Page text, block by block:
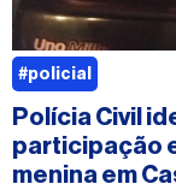
Polícia Civil
participação
menina em
#policial